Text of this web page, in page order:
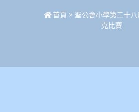
首頁 > 聖公會小學第二十
克比賽